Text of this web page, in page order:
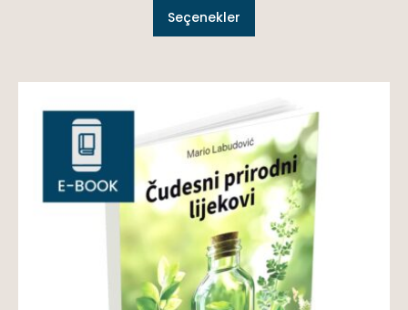
Seçenekler